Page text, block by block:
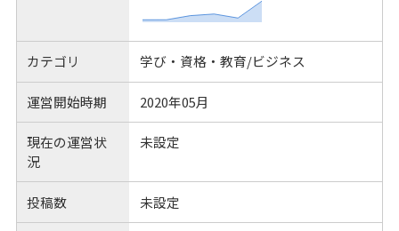
カテゴリ 学び・資格・教育/ビジネス
運営開始時期 2020年05月
現在の運営状
況
未設定
投稿数 未設定